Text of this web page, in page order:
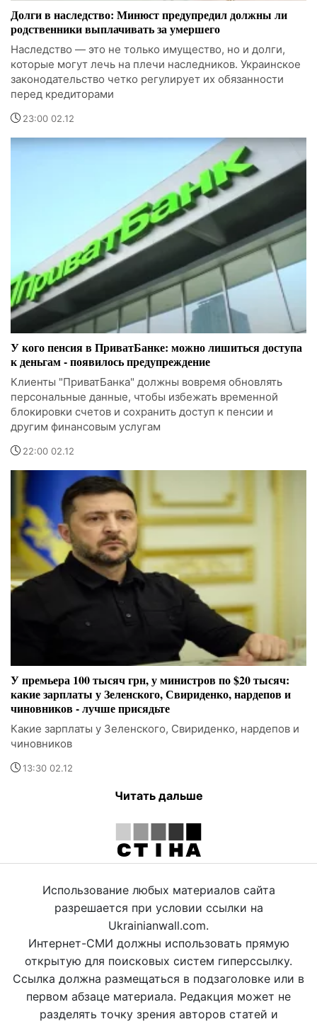
Долги в наследство: Минюст предупредил должны ли
родственники выплачивать за умершего
Наследство — это не только имущество, но и долги,
которые могут лечь на плечи наследников. Украинское
законодательство четко регулирует их обязанности
перед кредиторами
23:00 02.12
У кого пенсия в ПриватБанке: можно лишиться доступа
к деньгам - появилось предупреждение
Клиенты "ПриватБанка" должны вовремя обновлять
персональные данные, чтобы избежать временной
блокировки счетов и сохранить доступ к пенсии и
другим финансовым услугам
22:00 02.12
У премьера 100 тысяч грн, у министров по $20 тысяч:
какие зарплаты у Зеленского, Свириденко, нардепов и
чиновников - лучше присядьте
Какие зарплаты у Зеленского, Свириденко, нардепов и
чиновников
13:30 02.12
Читать дальше
Использование любых материалов сайта
разрешается при условии ссылки на
Ukrainianwall.com.
Интернет-СМИ должны использовать прямую
открытую для поисковых систем гиперссылку.
Ссылка должна размещаться в подзаголовке или в
первом абзаце материала. Редакция может не
разделять точку зрения авторов статей и